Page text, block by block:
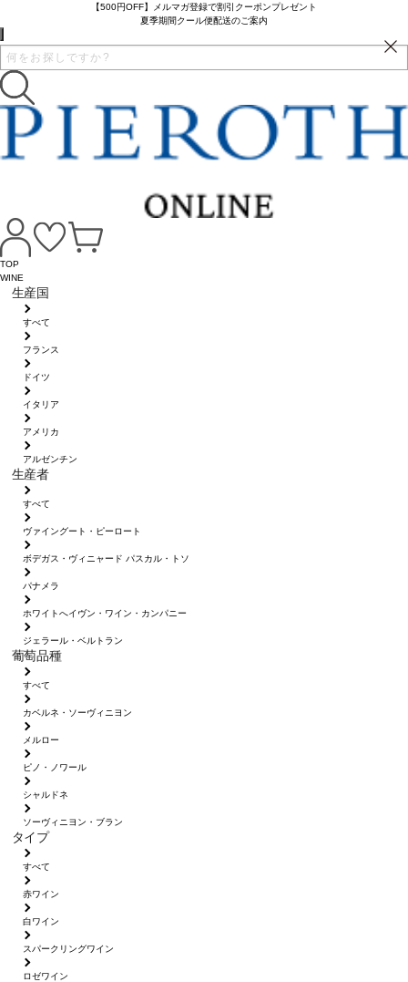
【500円OFF】メルマガ登録で割引クーポンプレゼント
夏季期間クール便配送のご案内
TOP
WINE
生産国
すべて
フランス
ドイツ
イタリア
アメリカ
アルゼンチン
生産者
すべて
ヴァイングート・ピーロート
ボデガス・ヴィニャード パスカル・トソ
パナメラ
ホワイトへイヴン・ワイン・カンパニー
ジェラール・ベルトラン
葡萄品種
すべて
カベルネ・ソーヴィニヨン
メルロー
ピノ・ノワール
シャルドネ
ソーヴィニヨン・ブラン
タイプ
すべて
赤ワイン
白ワイン
スパークリングワイン
ロゼワイン